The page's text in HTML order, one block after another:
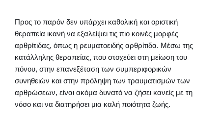
Προς το παρόν δεν υπάρχει καθολική και οριστική
θεραπεία ικανή να εξαλείψει τις πιο κοινές μορφές
αρθρίτιδας, όπως η ρευματοειδής αρθρίτιδα. Μέσω της
κατάλληλης θεραπείας, που στοχεύει στη μείωση του
πόνου, στην επανεξέταση των συμπεριφορικών
συνηθειών και στην πρόληψη των τραυματισμών των
αρθρώσεων, είναι ακόμα δυνατό να ζήσει κανείς με τη
νόσο και να διατηρήσει μια καλή ποιότητα ζωής.